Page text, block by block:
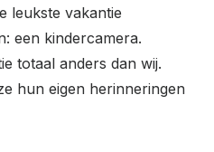
leukste vakantie
een kindercamera.
totaal anders dan wij.
hun eigen herinneringen